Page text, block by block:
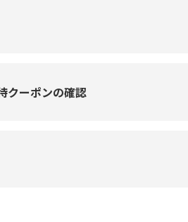
クーポンの確認